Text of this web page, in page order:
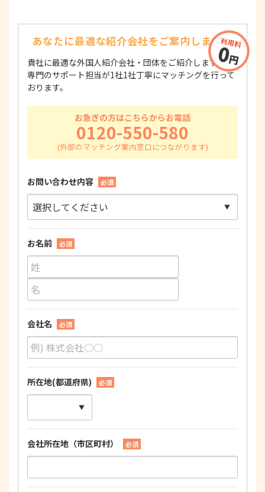
あなたに最適な紹介会社をご案内します！
貴社に最適な外国人紹介会社・団体をご紹介します！
専門のサポート担当が1社1社丁寧にマッチングを行って
おります。
お急ぎの方はこちらからお電話
0120-550-580
お問い合わせ内容 必須
お名前 必須
会社名 必須
所在地(都道府県) 必須
会社所在地（市区町村） 必須